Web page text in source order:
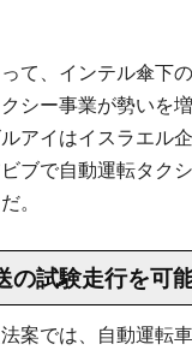
て、インテル傘下の
シー事業が勢いを
アイはイスラエル
ブで自動運転タク
。
の試験走行を可
案では、自動運転